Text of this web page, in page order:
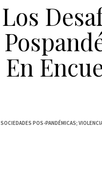
Los
En
SOCIEDADES POS-PANDÉMICAS;